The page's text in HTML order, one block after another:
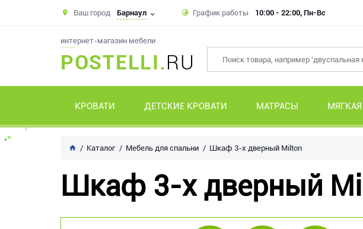
Ваш город Барнаул График работы 10:00 - 22:00, Пн-Вс
интернет-магазин мебели
POSTELLI.RU
КРОВАТИ ДЕТСКИЕ КРОВАТИ МАТРАСЫ
Каталог Мебель для спальни Шкаф 3-х дверный Milton
Шкаф 3-х дверный